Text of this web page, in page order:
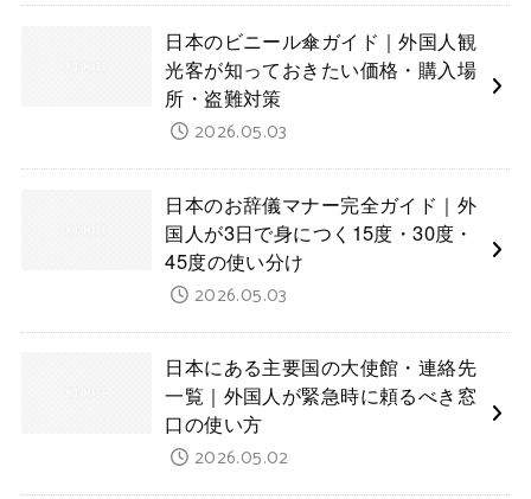
日本のビニール傘ガイド｜外国人観
光客が知っておきたい価格・購入場
所・盗難対策
2026.05.03
日本のお辞儀マナー完全ガイド｜外
国人が3日で身につく15度・30度・
45度の使い分け
2026.05.03
日本にある主要国の大使館・連絡先
一覧｜外国人が緊急時に頼るべき窓
口の使い方
2026.05.02